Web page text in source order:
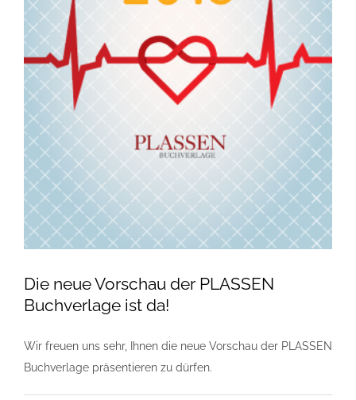
Die neue Vorschau der PLASSEN
Buchverlage ist da!
Wir freuen uns sehr, Ihnen die neue Vorschau der PLASSEN
Buchverlage präsentieren zu dürfen.